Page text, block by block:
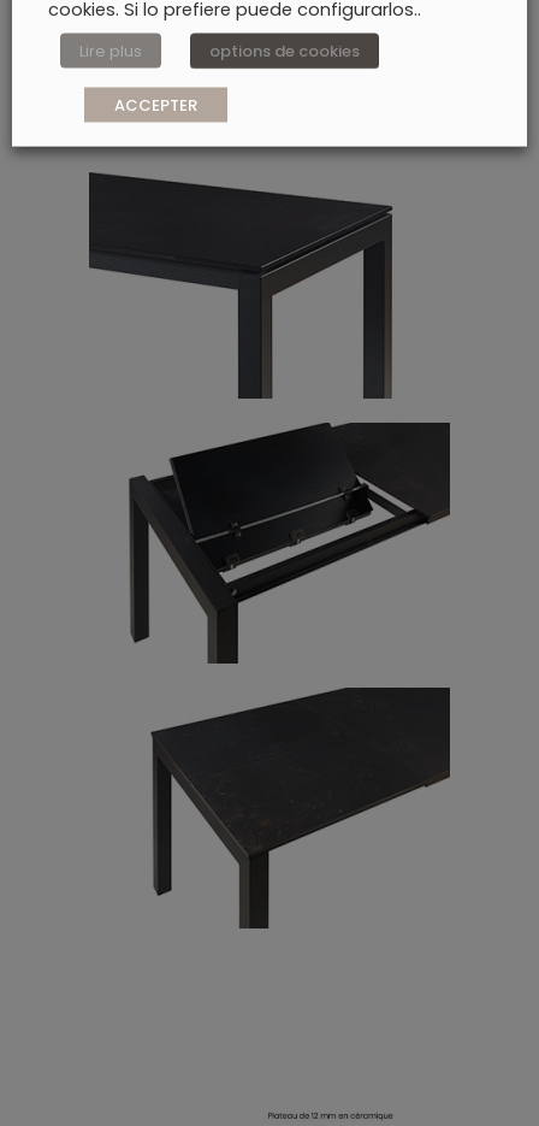
cookies. Si lo prefiere puede configurarlos..
Lire plus options de cookies
ACCEPTER